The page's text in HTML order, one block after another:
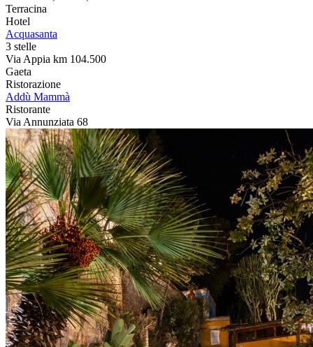
Terracina
Hotel
Acquasanta
3 stelle
Via Appia km 104.500
Gaeta
Ristorazione
Addù Mammà
Ristorante
Via Annunziata 68